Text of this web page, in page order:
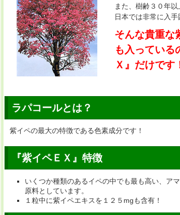
また、樹齢３０年
日本では非常に入手
そんな貴重な
も入っている
Ｘ 』だけです
ラパコールとは？
紫イペの最大の特徴である色素成分です！
『紫イペＥＸ』特徴
いくつか種類のあるイペの中でも最も高い、ア
原料としています。
１粒中に紫イペエキスを１２５mgも含有！